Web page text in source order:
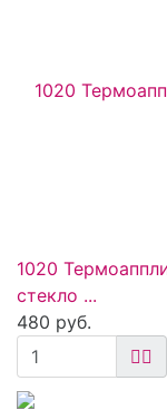
1020
стекло ...
480 руб.